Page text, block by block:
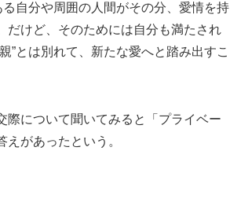
る自分や周囲の人間がその分、愛情を持
だけど、そのためには自分も満たされ
”とは別れて、新たな愛へと踏み出すこ
際について聞いてみると「プライベー
があったという。